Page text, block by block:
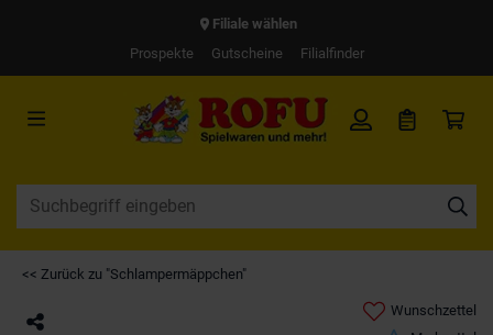
Filiale wählen
Prospekte
Gutscheine Filialfinder
<< Zurück zu "Schlampermäppchen"
Wunschzettel